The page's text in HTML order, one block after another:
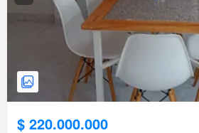
$ 220.000.000